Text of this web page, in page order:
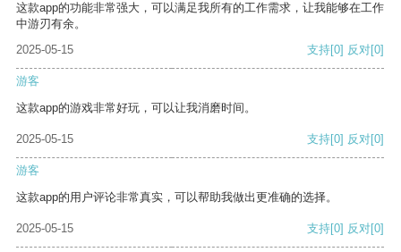
这款app的功能非常强大，可以满足我所有的工作需求，让我能够在工作
中游刃有余。
2025-05-15
支持[0] 反对[0]
游客
这款app的游戏非常好玩，可以让我消磨时间。
2025-05-15 支持[0] 反对[0]
游客
这款app的用户评论非常真实，可以帮助我做出更准确的选择。
2025-05-15 支持[0] 反对[0]